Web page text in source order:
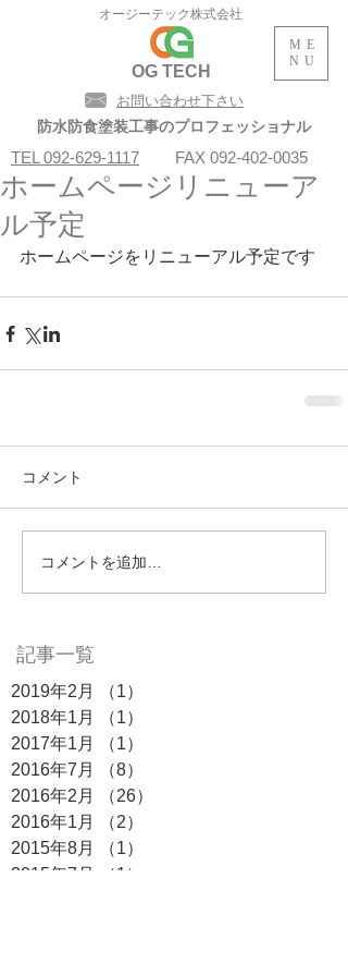
​OG TECH
オージーテック株式会社
お問い合わせ下さい
FAX 092-402-0035
防水防食塗装工事のプロフェッショナル
TEL 092-629-1117
ME
NU
ホームページリニューア
ル予定
ホームページをリニューアル予定です
コメント
コメントを追加…
記事一覧
2019年2月 （1）
2018年1月
（1）
2017年1月
（1）
2016年7月
（8）
2016年2月
（26）
2016年1月
（2）
2015年8月
（1）
2015年7月
（1）